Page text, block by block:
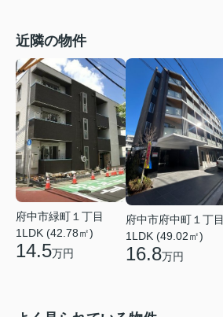
近隣の物件
府中市緑町１丁目
1LDK (42.78㎡)
14.5万円
府中市府中町１丁目
1LDK (49.02㎡)
16.8万円